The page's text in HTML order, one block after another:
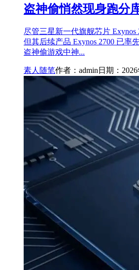
盗神偷悄然现身跑分
尽管三星新一代旗舰芯片 Exynos
但其后续产品 Exynos 2700 已率
盗神偷游戏中神...
素人随笔作者：admin 日期：